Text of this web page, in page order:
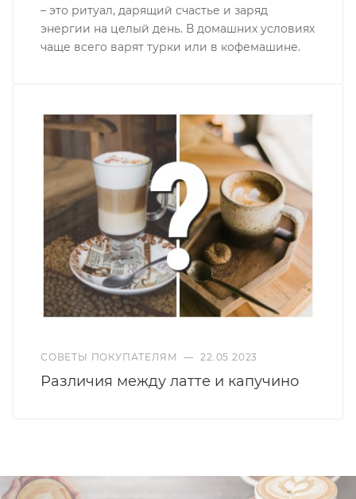
– это ритуал, дарящий счастье и заряд
энергии на целый день. В домашних условиях
чаще всего варят турки или в кофемашине.
СОВЕТЫ ПОКУПАТЕЛЯМ — 22.05.2023
Различия между латте и капучино